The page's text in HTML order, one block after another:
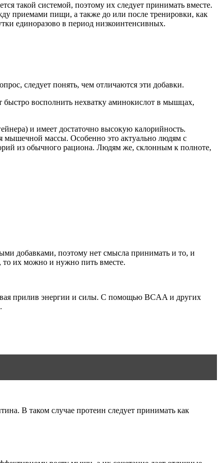
такой системой, поэтому их следует принимать вместе.
приемами пищи, а также до или после тренировки, как
единоразово в период низкоинтенсивных.
следует понять, чем отличаются эти добавки.
быстро восполнить нехватку аминокислот в мышцах,
и имеет достаточно высокую калорийность.
мышечной массы. Особенно это актуально людям с
из обычного рациона. Людям же, склонным к полноте,
добавками, поэтому нет смысла принимать и то, и
то их можно и нужно пить вместе.
прилив энергии и силы. С помощью BCAA и других
В таком случае протеин следует принимать как